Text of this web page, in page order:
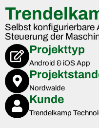
Selbst konfigurierbare
Steuerung der
Projekttyp
Android & iOS App
Nordwalde
Kunde
Trendelkamp